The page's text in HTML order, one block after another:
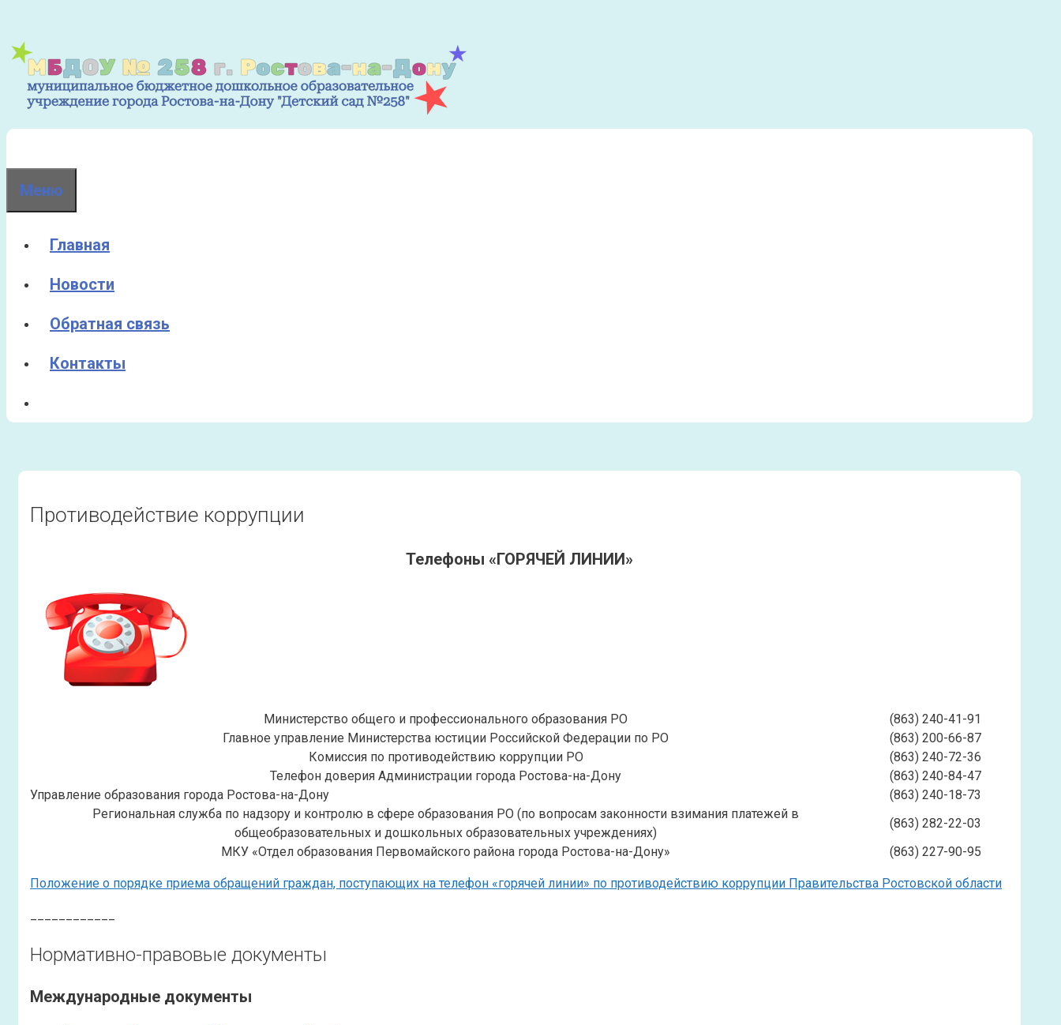
содержимому
Меню
Главная
Новости
Обратная связь
Контакты
Противодействие коррупции
Телефоны «ГОРЯЧЕЙ ЛИНИИ»
Министерство общего и профессионального образования РО
(863) 240-41-91
Главное управление Министерства юстиции Российской Федерации по РО
(863) 200-66-87
Комиссия по противодействию коррупции РО
(863) 240-72-36
Телефон доверия Администрации города Ростова-на-Дону
(863) 240-84-47
Управление образования города Ростова-на-Дону
(863) 240-18-73
Региональная служба по надзору и контролю в сфере образования РО (по вопросам законности взимания платежей в
общеобразовательных и дошкольных образовательных учреждениях)
(863) 282-22-03
МКУ «Отдел образования Первомайского района города Ростова-на-Дону»
(863) 227-90-95
Положение о порядке приема обращений граждан, поступающих на телефон «горячей линии» по противодействию коррупции Правительства Ростовской области
Нормативно-правовые документы
Международные документы